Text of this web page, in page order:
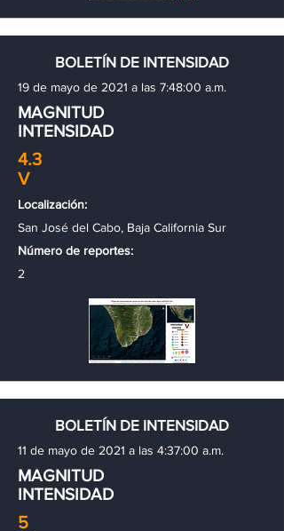
BOLETÍN DE INTENSIDAD
19 de mayo de 2021 a las 7:48:00 a.m.
MAGNITUD
INTENSIDAD
4.3
V
Localización:
San José del Cabo, Baja California Sur
Número de reportes:
2
BOLETÍN DE INTENSIDAD
11 de mayo de 2021 a las 4:37:00 a.m.
MAGNITUD
INTENSIDAD
5